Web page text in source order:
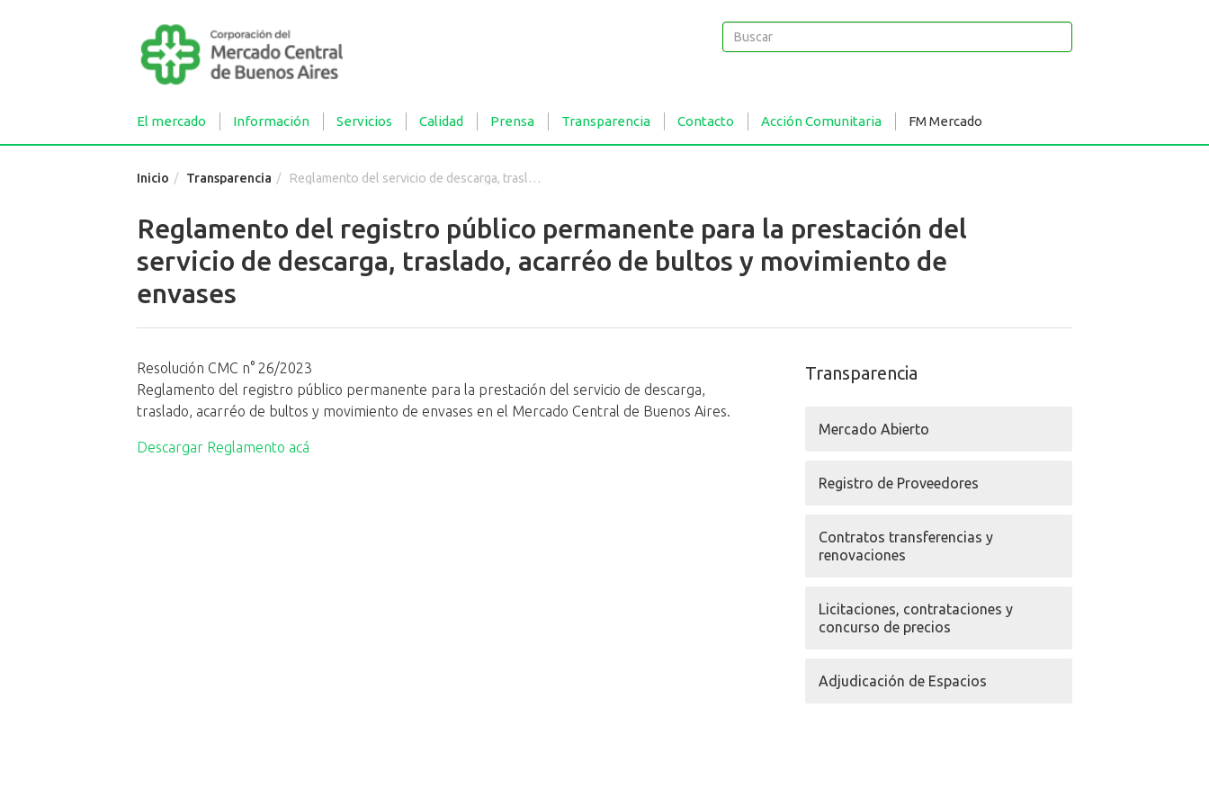
Buscar
Buscar
El mercado Información Servicios Calidad Prensa Transparencia Contacto Acción Comunitaria FM Mercado
Inicio Transparencia Reglamento del servicio de descarga, traslado, acarréo de bultos y movimiento de envases
Reglamento del registro público permanente para la prestación del
servicio de descarga, traslado, acarréo de bultos y movimiento de
envases
Resolución CMC n° 26/2023
Reglamento del registro público permanente para la prestación del servicio de descarga,
traslado, acarréo de bultos y movimiento de envases en el Mercado Central de Buenos Aires.
Descargar Reglamento acá
Transparencia
Mercado Abierto
Registro de Proveedores
Contratos transferencias y
renovaciones
Licitaciones, contrataciones y
concurso de precios
Adjudicación de Espacios